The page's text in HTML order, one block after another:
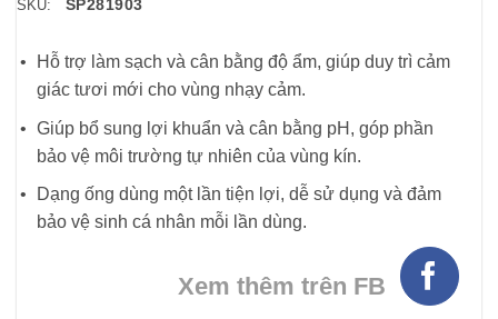
SKU: SP281903
Hỗ trợ làm sạch và cân bằng độ ẩm, giúp duy trì cảm
giác tươi mới cho vùng nhạy cảm.
Giúp bổ sung lợi khuẩn và cân bằng pH, góp phần
bảo vệ môi trường tự nhiên của vùng kín.
Dạng ống dùng một lần tiện lợi, dễ sử dụng và đảm
bảo vệ sinh cá nhân mỗi lần dùng.
Xem thêm trên FB